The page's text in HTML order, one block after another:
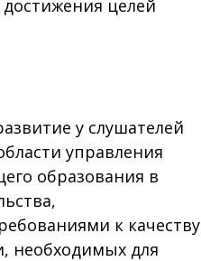
целей
у слушателей
управления
образования в
к качеству
необходимых для